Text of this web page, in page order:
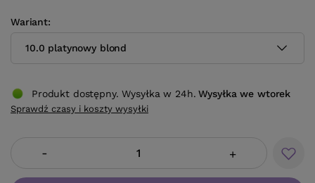
Wariant
10.0 platynowy blond
- +
Produkt dostępny. Wysyłka w 24h. Wysyłkawe wtorek
Sprawdź czasy i koszty wysyłki